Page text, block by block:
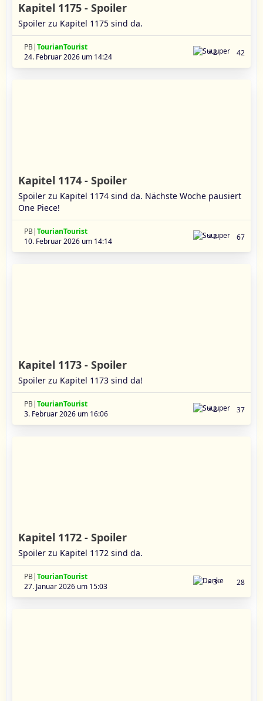
Kapitel 1175 - Spoiler
Spoiler zu Kapitel 1175 sind da.
PB|TourianTourist
24. Februar 2026 um 14:24
2 42
Kapitel 1174 - Spoiler
Spoiler zu Kapitel 1174 sind da. Nächste Woche pausiert
One Piece!
PB|TourianTourist
10. Februar 2026 um 14:14
2 67
Kapitel 1173 - Spoiler
Spoiler zu Kapitel 1173 sind da!
PB|TourianTourist
3. Februar 2026 um 16:06
2 37
Kapitel 1172 - Spoiler
Spoiler zu Kapitel 1172 sind da.
PB|TourianTourist
27. Januar 2026 um 15:03
3 28